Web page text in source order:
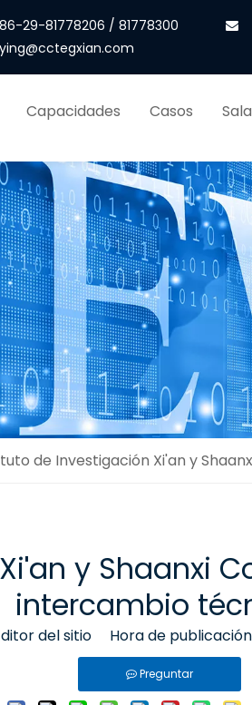
29-81778206 / 81778300
Capacidades Casos
de Investigación Xi'an y
y Shaanxi
intercambio
del sitio Hora de
Preguntar